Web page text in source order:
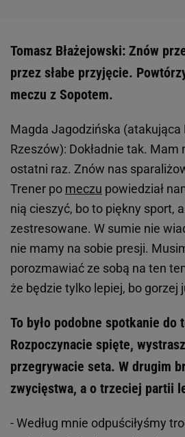
Tomasz Błażejowski: Znów
przez słabe przyjęcie.
meczu z Sopotem.
Magda Jagodzińska (atakująca
Rzeszów): Dokładnie tak. Mam
ostatni raz. Znów nas
Trener po meczu powiedział
nią cieszyć, bo to piękny sport,
zestresowane. W sumie nie
nie mamy na sobie presji.
porozmawiać ze sobą na ten
że będzie tylko lepiej, bo gorzej
To było podobne spotkanie do
Rozpoczynacie spięte,
przegrywacie seta. W drugim
zwycięstwa, a o trzeciej partii
- Według mnie odpuściłyśmy